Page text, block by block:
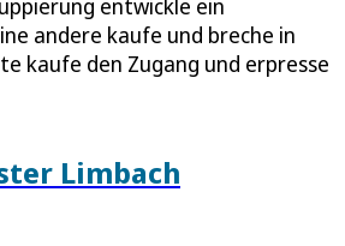
andere kaufe und breche in
kaufe den Zugang und erpresse
Limbach